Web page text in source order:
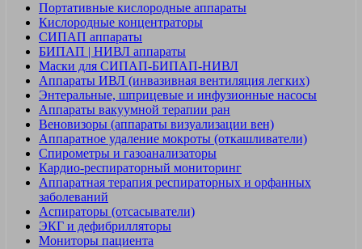
Портативные кислородные аппараты
Кислородные концентраторы
СИПАП аппараты
БИПАП | НИВЛ аппараты
Маски для СИПАП-БИПАП-НИВЛ
Аппараты ИВЛ (инвазивная вентиляция легких)
Энтеральные, шприцевые и инфузионные насосы
Аппараты вакуумной терапии ран
Веновизоры (аппараты визуализации вен)
Аппаратное удаление мокроты (откашливатели)
Спирометры и газоанализаторы
Кардио-респираторный мониторинг
Аппаратная терапия респираторных и орфанных
заболеваний
Аспираторы (отсасыватели)
ЭКГ и дефибрилляторы
Мониторы пациента